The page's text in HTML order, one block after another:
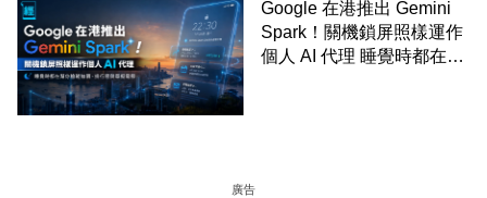
Google 在港推出 Gemini
Spark！關機鎖屏照樣運作
個人 AI 代理 睡覺時都在幫
廣告